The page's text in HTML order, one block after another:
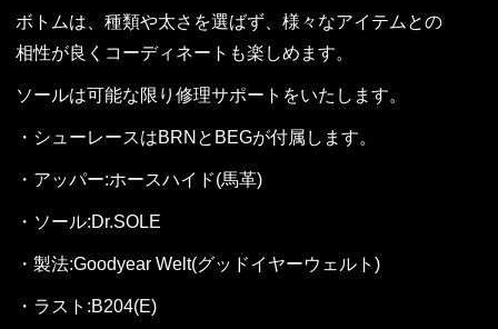
ボトムは、種類や太さを選ばず、様々なアイテムとの
相性が良くコーディネートも楽しめます。
ソールは可能な限り修理サポートをいたします。
・シューレースはBRNとBEGが付属します。
・アッパー:ホースハイド(馬革)
・ソール:Dr.SOLE
・製法:Goodyear Welt(グッドイヤーウェルト)
・ラスト:B204(E)